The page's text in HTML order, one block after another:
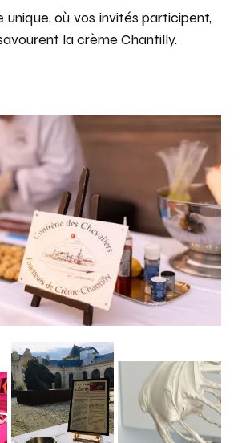
unique, où vos invités participent,
la crème Chantilly.